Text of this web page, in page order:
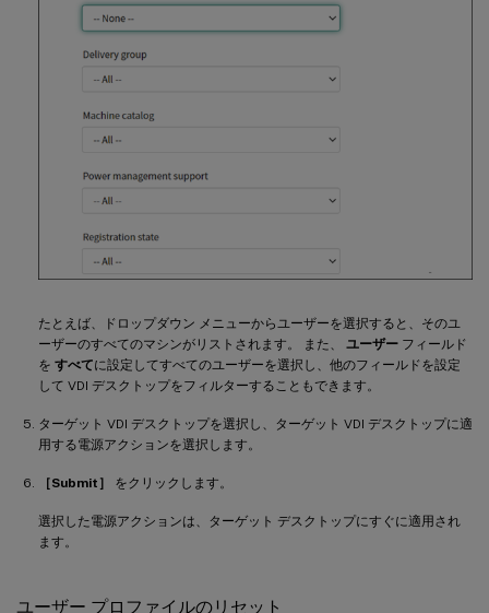
たとえば、ドロップダウン メニューからユーザーを選択すると、そのユ
ーザーのすべてのマシンがリストされます。 また、 ユーザー フィールド
を すべてに設定してすべてのユーザーを選択し、他のフィールドを設定
して VDI デスクトップをフィルターすることもできます。
ターゲット VDI デスクトップを選択し、ターゲット VDI デスクトップに適
用する電源アクションを選択します。
［Submit］ をクリックします。
選択した電源アクションは、ターゲット デスクトップにすぐに適用され
ます。
ユーザー プロファイルのリセット